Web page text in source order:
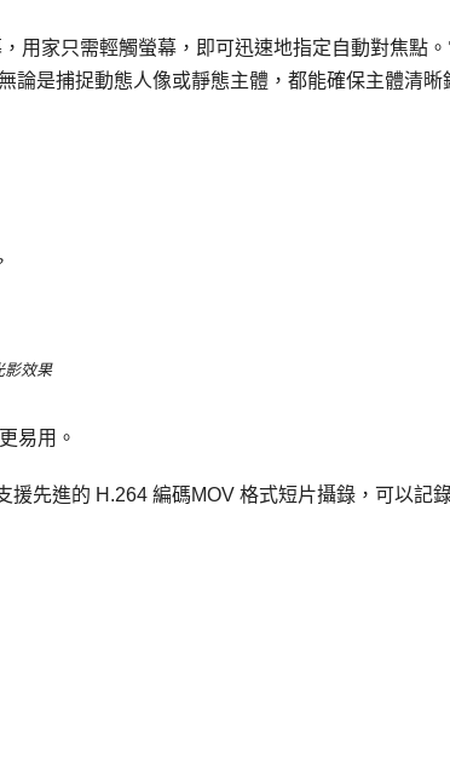
用家只需輕觸螢幕，即可迅速地指定自動對焦點
論是捕捉動態人像或靜態主體，都能確保主體清晰
影效果
易用。
先進的 H.264 編碼MOV 格式短片攝錄，可以記